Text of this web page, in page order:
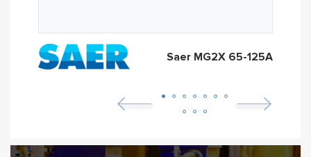
Saer MG2X 65-125A